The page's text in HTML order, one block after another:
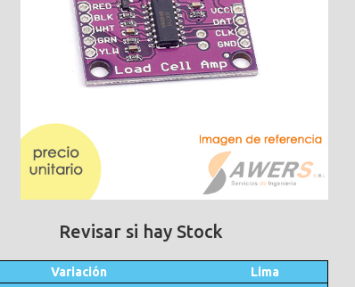
Revisar si hay Stock
Variación Lima